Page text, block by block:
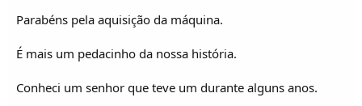
Parabéns pela aquisição da máquina.
É mais um pedacinho da nossa história.
Conheci um senhor que teve um durante alguns anos.